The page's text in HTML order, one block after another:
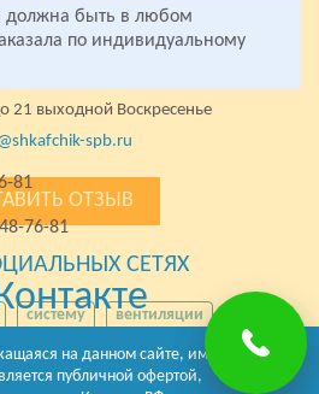
должна быть в любом
по индивидуальному
ОТЗЫВ
систему
вентиляции
рольставни воды
мастерская:
76-81
21 выходной Воскресенье
spb.ru
81
76-81
СЕТЯХ
на данном сайте, имеет
публичной офертой,